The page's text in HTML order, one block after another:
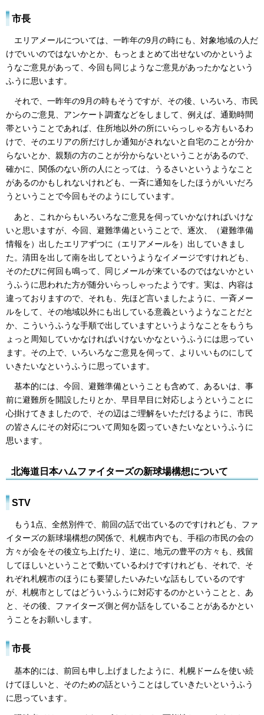
市長
エリアメールについては、一昨年の9月の時にも、対象地域の人だ
けでいいのではないかとか、もっとまとめて出せないのかというよ
うなご意見があって、今回も同じようなご意見があったかなという
ふうに思います。
それで、一昨年の9月の時もそうですが、その後、いろいろ、市民
からのご意見、アンケート調査などをしまして、例えば、通勤時間
帯ということであれば、住所地以外の所にいらっしゃる方もいるわ
けで、そのエリアの所だけしか通知がされないと自宅のことが分か
らないとか、親類の方のことが分からないということがあるので、
確かに、関係のない所の人にとっては、うるさいというようなこと
があるのかもしれないけれども、一斉に通知をしたほうがいいだろ
うということで今回もそのようにしています。
あと、これからもいろいろなご意見を伺っていかなければいけな
いと思いますが、今回、避難準備ということで、逐次、（避難準備
情報を）出したエリアずつに（エリアメールを）出していきまし
た。清田を出して南を出してというようなイメージですけれども、
そのたびに何回も鳴って、同じメールが来ているのではないかとい
うふうに思われた方が随分いらっしゃったようです。実は、内容は
違っておりますので、それも、先ほど言いましたように、一斉メー
ルをして、その地域以外にも出している意義というようなことだと
か、こういうふうな手順で出していますというようなことをもうち
ょっと周知していかなければいけないかなというふうには思ってい
ます。その上で、いろいろなご意見を伺って、よりいいものにして
いきたいなというふうに思っています。
基本的には、今回、避難準備ということも含めて、あるいは、事
前に避難所を開設したりとか、早目早目に対応しようということに
心掛けてきましたので、その辺はご理解をいただけるように、市民
の皆さんにその対応について周知を図っていきたいなというふうに
思います。
北海道日本ハムファイターズの新球場構想について
STV
もう1点、全然別件で、前回の話で出ているのですけれども、ファ
イターズの新球場構想の関係で、札幌市内でも、手稲の市民の会の
方々が会をその後立ち上げたり、逆に、地元の豊平の方々も、残留
してほしいということで動いているわけですけれども、それで、そ
れぞれ札幌市のほうにも要望したいみたいな話もしているのです
が、札幌市としてはどういうふうに対応するのかということと、あ
と、その後、ファイターズ側と何か話をしていることがあるかとい
うことをお願いします。
市長
基本的には、前回も申し上げましたように、札幌ドームを使い続
けてほしいと、そのための話ということはしていきたいというふう
に思っています。